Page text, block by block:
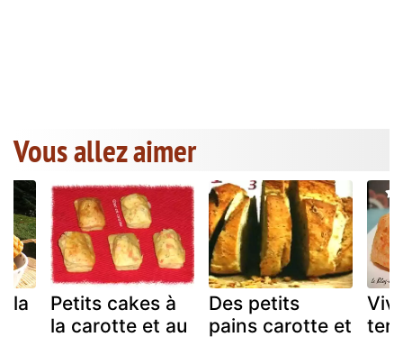
Vous allez aimer
la
Petits cakes à
la carotte et au
Des petits
pains carotte et